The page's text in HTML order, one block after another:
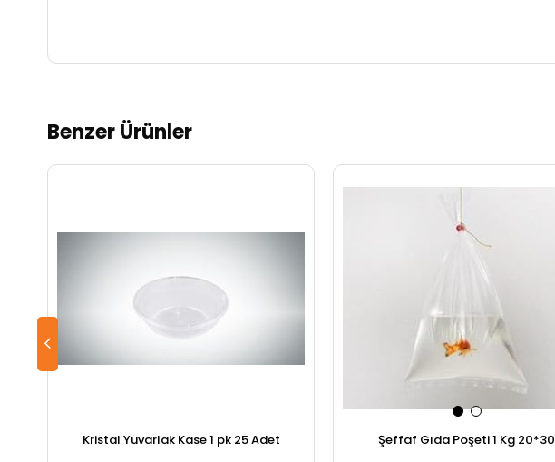
Benzer Ürünler
Kristal Yuvarlak Kase 1 pk 25 Adet Şeffaf Gıda Poşeti 1 Kg 20*30